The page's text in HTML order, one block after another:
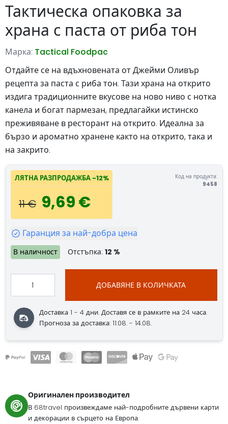
Тактическа опаковка за
храна с паста от риба тон
Марка: Tactical Foodpac
Отдайте се на вдъхновената от Джейми Оливър
рецепта за паста с риба тон. Тази храна на открито
издига традиционните вкусове на ново ниво с нотка
канела и богат пармезан, предлагайки истинско
преживяване в ресторант на открито. Идеална за
бързо и ароматно хранене както на открито, така и
на закрито.
ЛЯТНА РАЗПРОДАЖБА -12%
11 € 9,69 €
Код на продукта:
9458
Гаранция за най-добра цена
В наличност Отстъпка: 12 %
ДОБАВЯНЕ В КОЛИЧКАТА
Доставка 1 - 4 дни. Доставя се в рамките на 24 часа.
Прогноза за доставка: 11.08. - 14.08.
Оригинален производител
В 68travel произвеждаме най-подробните дървени карти
и декорации в сърцето на Европа.